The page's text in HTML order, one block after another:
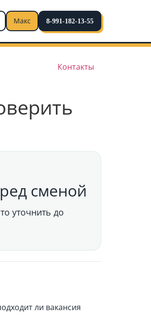
Макс 8-991-182-13-55
Контакты
сменой
уточнить до
ли вакансия